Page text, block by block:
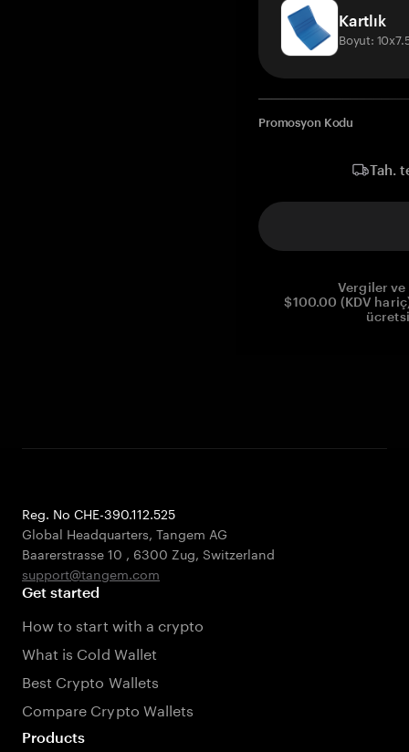
Kartlık
Boyut:
Promosyon Kodu
Tah.
Vergiler
$100.00 (KDV
Reg. No CHE-390.112.525
Global Headquarters, Tangem AG
Baarerstrasse 10 , 6300 Zug, Switzerland
support@tangem.com
Get started
How to start with a crypto
What is Cold Wallet
Best Crypto Wallets
Compare Crypto Wallets
Products